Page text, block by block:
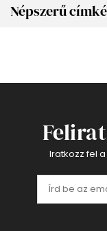
Népszerű
Iratkozz fel